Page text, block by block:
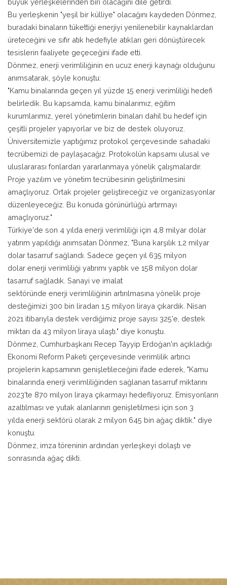
büyük yerleşkelerinden biri olacağını dile getirdi.
Bu yerleşkenin "yeşil bir külliye" olacağını kaydeden Dönmez,
buradaki binaların tükettiği enerjiyi yenilenebilir kaynaklardan
üreteceğini ve sıfır atık hedefiyle atıkları geri dönüştürecek
tesislerin faaliyete geçeceğini ifade etti.
Dönmez, enerji verimliliğinin en ucuz enerji kaynağı olduğunu
anımsatarak, şöyle konuştu:
"Kamu binalarında geçen yıl yüzde 15 enerji verimliliği hedefi
belirledik. Bu kapsamda, kamu binalarımız, eğitim
kurumlarımız, yerel yönetimlerin binaları dahil bu hedef için
çeşitli projeler yapıyorlar ve biz de destek oluyoruz.
Üniversitemizle yaptığımız protokol çerçevesinde sahadaki
tecrübemizi de paylaşacağız. Protokolün kapsamı ulusal ve
uluslararası fonlardan yararlanmaya yönelik çalışmalardır.
Proje yazılım ve yönetim tecrübesinin geliştirilmesini
amaçlıyoruz. Ortak projeler geliştireceğiz ve organizasyonlar
düzenleyeceğiz. Bu konuda görünürlüğü artırmayı
amaçlıyoruz."
Türkiye'de son 4 yılda enerji verimliliği için 4,8 milyar dolar
yatırım yapıldığı anımsatan Dönmez, "Buna karşılık 1,2 milyar
dolar tasarruf sağlandı. Sadece geçen yıl 635 milyon
dolar enerji verimliliği yatırımı yaptık ve 158 milyon dolar
tasarruf sağladık. Sanayi ve imalat
sektöründe enerji verimliliğinin artırılmasına yönelik proje
desteğimizi 300 bin liradan 1,5 milyon liraya çıkardık. Nisan
2021 itibarıyla destek verdiğimiz proje sayısı 325'e, destek
miktarı da 43 milyon liraya ulaştı." diye konuştu.
Dönmez, Cumhurbaşkanı Recep Tayyip Erdoğan'ın açıkladığı
Ekonomi Reform Paketi çerçevesinde verimlilik artırıcı
projelerin kapsamının genişletileceğini ifade ederek, "Kamu
binalarında enerji verimliliğinden sağlanan tasarruf miktarını
2023'te 870 milyon liraya çıkarmayı hedefliyoruz. Emisyonların
azaltılması ve yutak alanlarının genişletilmesi için son 3
yılda enerji sektörü olarak 2 milyon 645 bin ağaç diktik." diye
konuştu.
Dönmez, imza töreninin ardından yerleşkeyi dolaştı ve
sonrasında ağaç dikti.